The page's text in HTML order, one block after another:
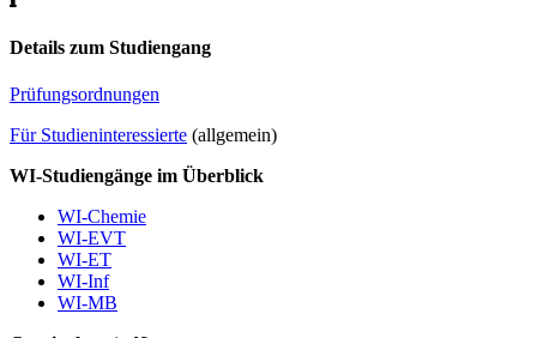
Details zum Studiengang
Prüfungsordnungen
Für Studieninteressierte (allgemein)
WI-Studiengänge im Überblick
WI-Chemie
WI-EVT
WI-ET
WI-Inf
WI-MB